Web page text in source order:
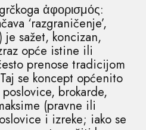
ἀφορισμός:
‘razgraničenje’,
je sažet, koncizan,
opće istine ili
prenose tradicijom
se koncept općenito
brokarde,
(pravne ili
i izreke; iako se